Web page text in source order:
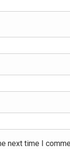
next time I